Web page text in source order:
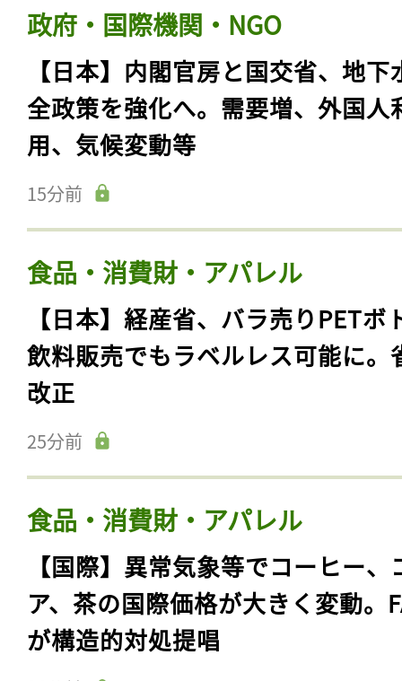
政府・国際機関・NGO
【日本】内閣官房と国交省、地下
全政策を強化へ。需要増、外国人
用、気候変動等
15分前
食品・消費財・アパレル
【日本】経産省、バラ売りPETボ
飲料販売でもラベルレス可能に。
改正
25分前
食品・消費財・アパレル
【国際】異常気象等でコーヒー、
ア、茶の国際価格が大きく変動。
が構造的対処提唱